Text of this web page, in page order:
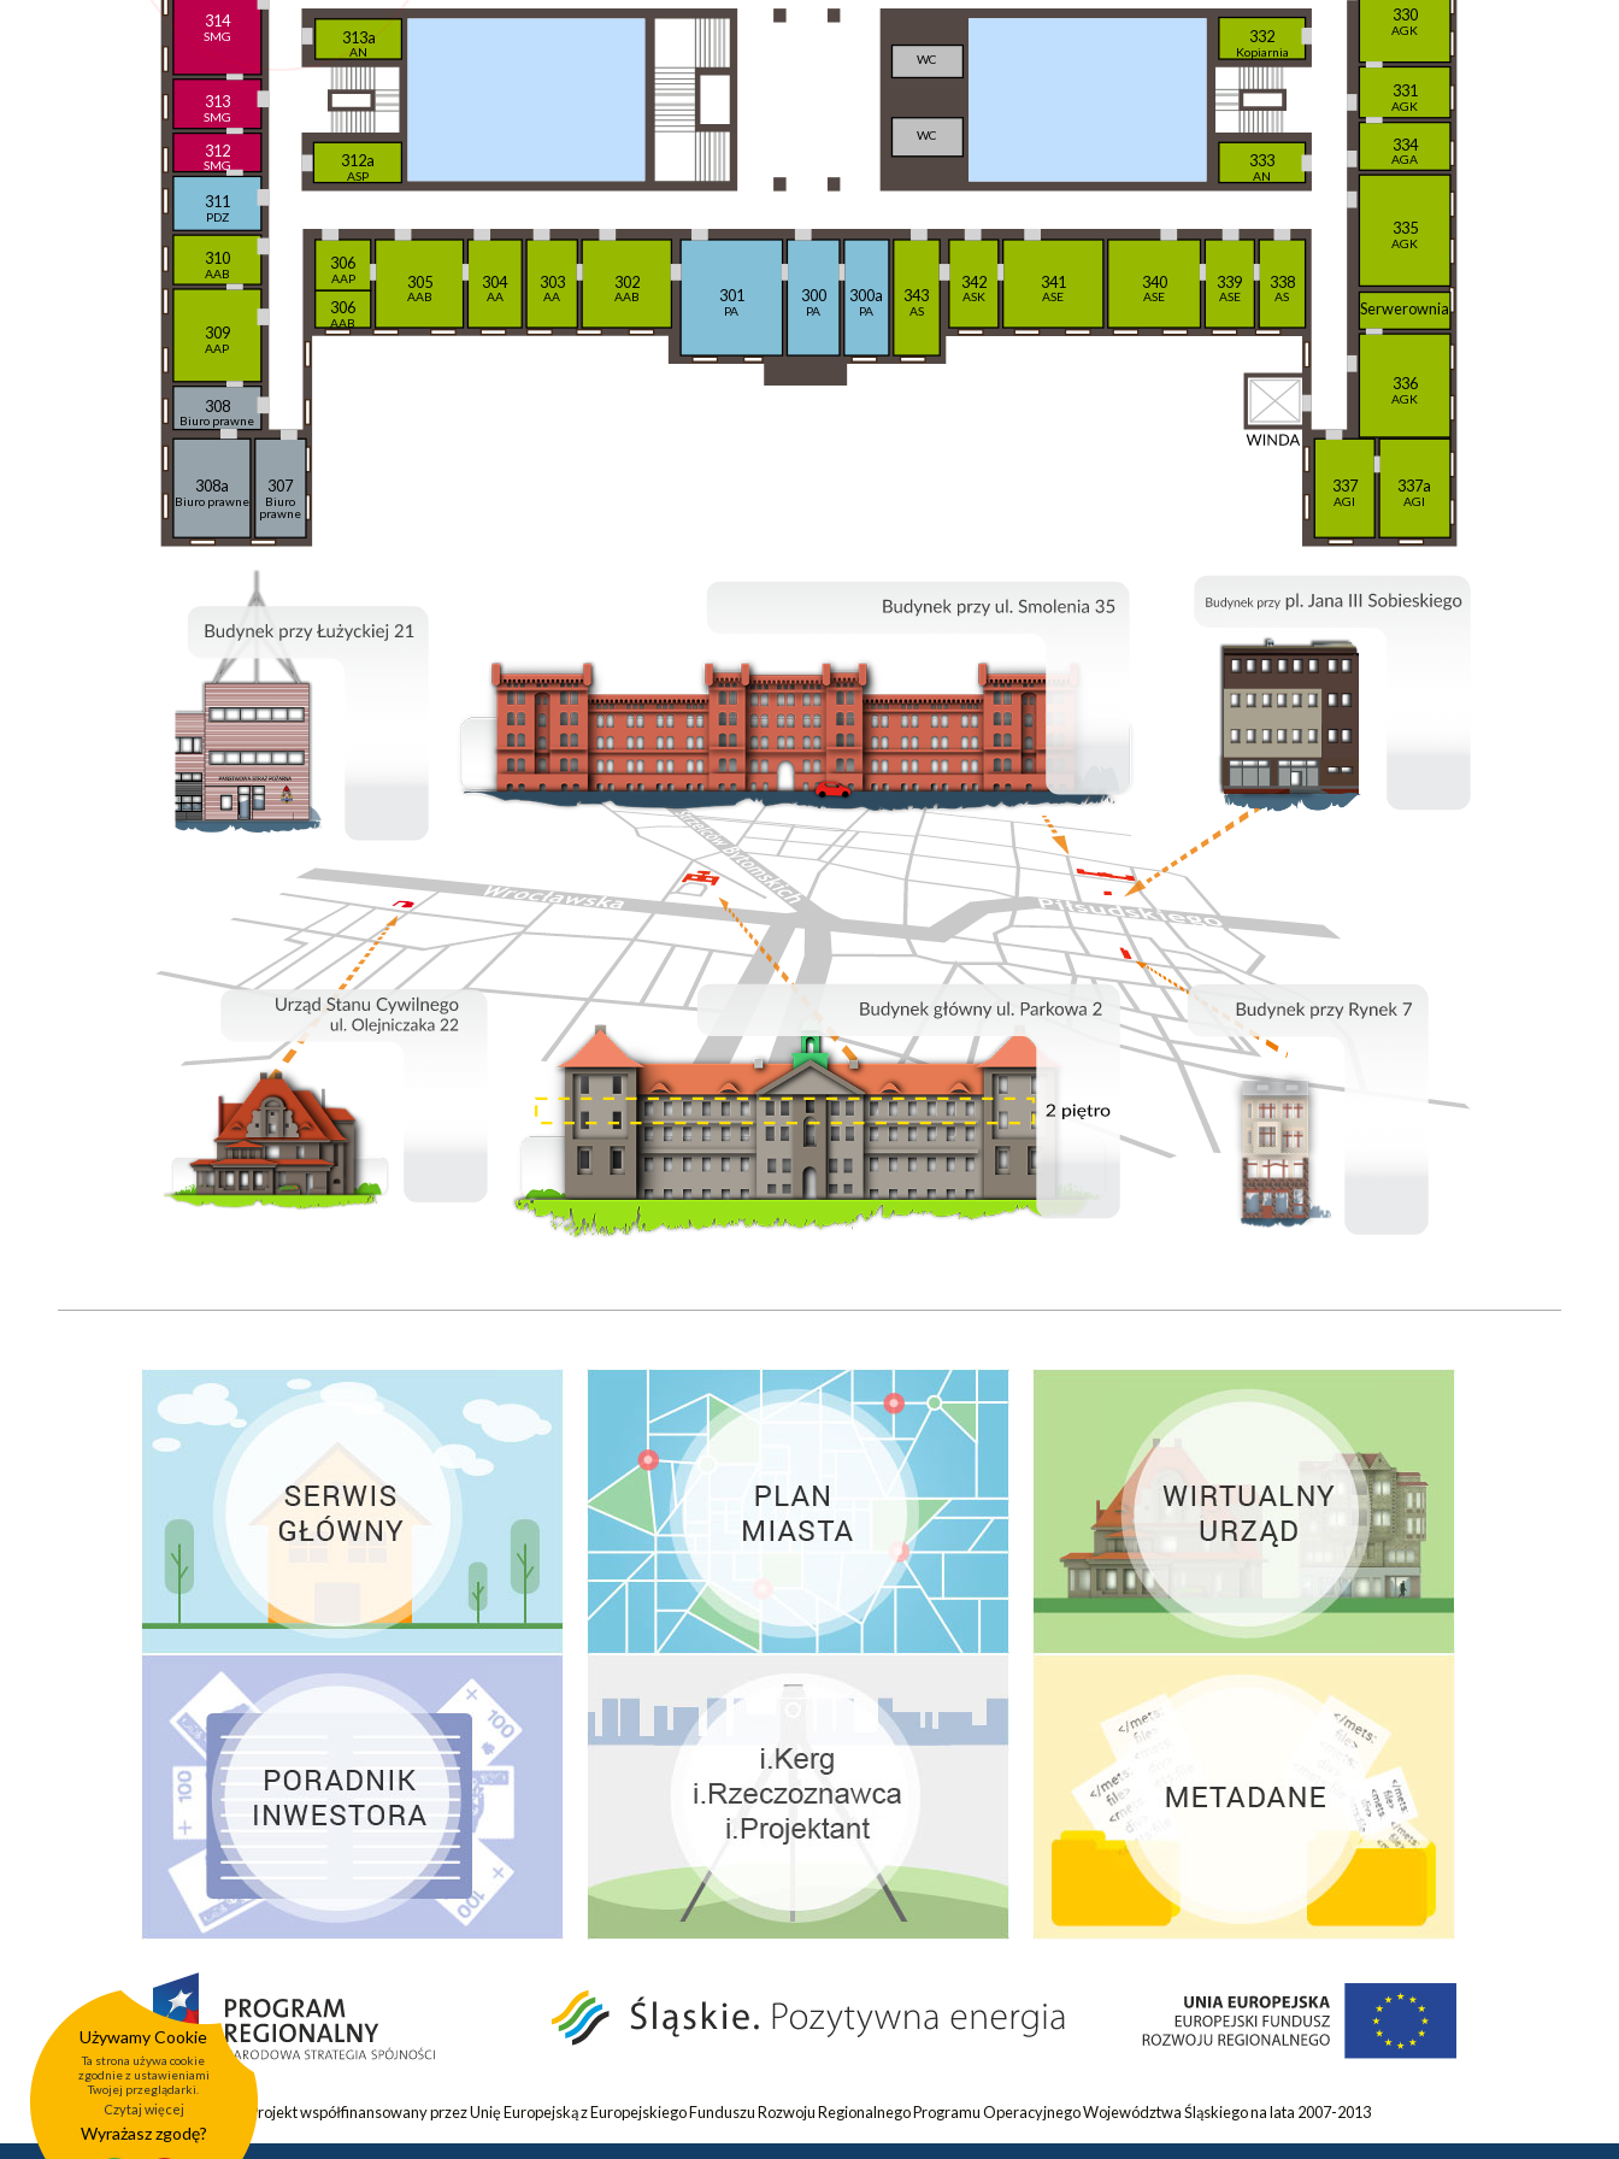
WC
WC
300
PA
300a
PA
301
PA
302
AAB
303
AA
304
AA
305
AAB
306
AAP
306
AAB
307
Biuro
prawne
308
Biuro prawne
308a
Biuro prawne
309
AAP
310
AAB
311
PDZ
312
SMG 312a
ASP
313
SMG
313a
AN
314
SMG
330
AGK
331
AGK
332
Kopiarnia
333
AN
334
AGA
335
AGK
336
AGK
337
AGI
337a
AGI
338
AS
339
ASE
340
ASE
341
ASE
342
ASK
343
AS Serwerownia
Projekt współfinansowany przez Unię Europejską z Europejskiego Funduszu Rozwoju Regionalnego Programu Operacyjnego Województwa Śląskiego na lata 2007-2013
Używamy Cookie
Ta strona używa cookie
zgodnie z ustawieniami
Twojej przeglądarki.
Czytaj więcej
Wyrażasz zgodę?